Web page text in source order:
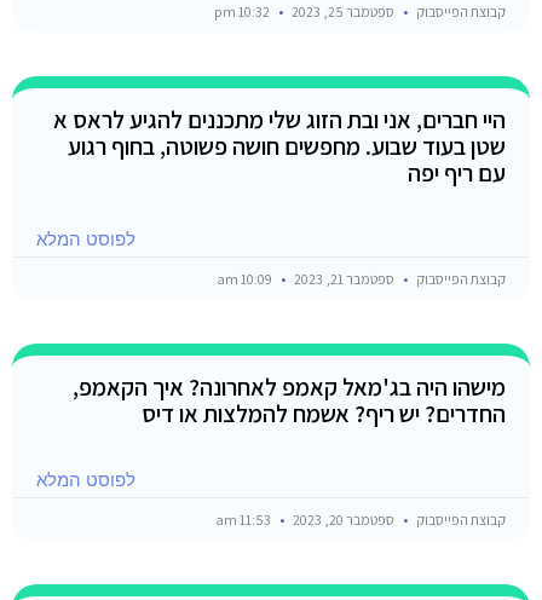
קבוצת הפייסבוק ספטמבר 25, 2023
היי חברים, אני ובת הזוג שלי מתכננים להגיע לראס א
שטן בעוד שבוע. מחפשים חושה פשוטה, בחוף רגוע
עם ריף יפה
לפוסט המלא
קבוצת הפייסבוק ספטמבר 21, 2023
מישהו היה בג'מאל קאמפ לאחרונה? איך הקאמפ,
החדרים? יש ריף? אשמח להמלצות או דיס
לפוסט המלא
קבוצת הפייסבוק ספטמבר 20, 2023